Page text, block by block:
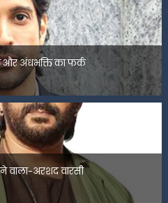
और अंधभक्ति का फर्क
वाला-अरशद वारसी